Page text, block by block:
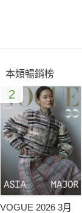
本類暢銷榜
2
VOGUE 2026 3月